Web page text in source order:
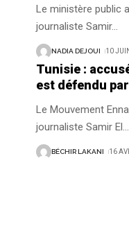
Le ministère public
journaliste Samir…
NADIA DEJOUI 10
Tunisie :
est défendu
Le Mouvement
journaliste Samir El…
BÉCHIR LAKANI 16